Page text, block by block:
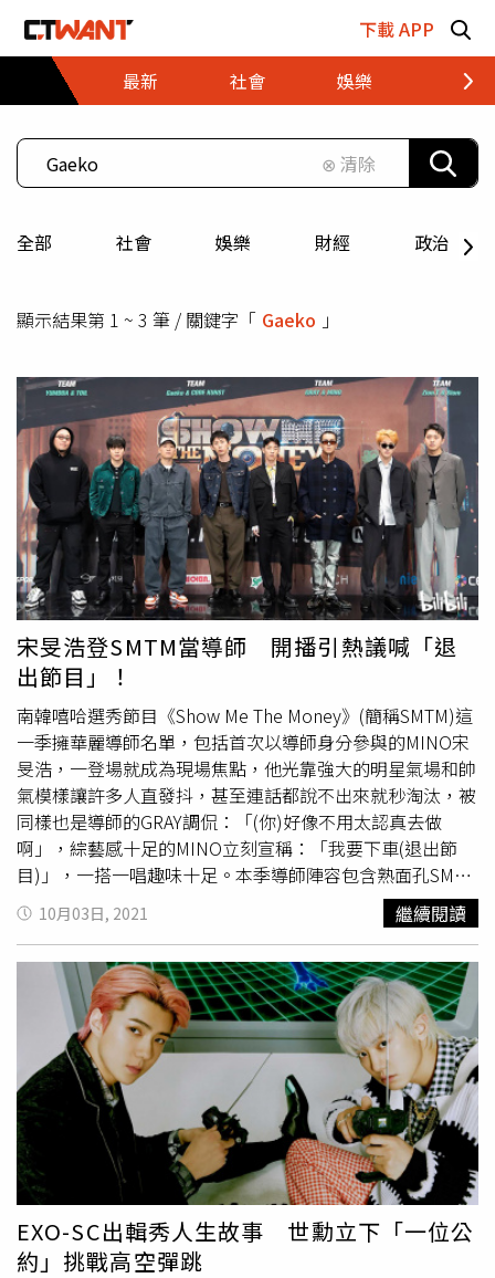
下載 APP
最新
社會 娛樂 財經
⊗ 清除
全部 社會 娛樂 財經 政治
顯示結果第 1 ~ 3 筆 / 關鍵字「 Gaeko 」
宋旻浩登SMTM當導師 開播引熱議喊「退
出節目」！
南韓嘻哈選秀節目《Show Me The Money》(簡稱SMTM)這
一季擁華麗導師名單，包括首次以導師身分參與的MINO宋
旻浩，一登場就成為現場焦點，他光靠強大的明星氣場和帥
氣模樣讓許多人直發抖，甚至連話都說不出來就秒淘汰，被
同樣也是導師的GRAY調侃：「(你)好像不用太認真去做
啊」，綜藝感十足的MINO立刻宣稱：「我要下車(退出節
目)」，一搭一唱趣味十足。本季導師陣容包含熟面孔SMTM
國寶MCGaeko、毒舌導師Zion.T、帥氣製作人GRAY、嘻哈
藝術家CODE KUNST，還有、嘻哈大佬YUMDDA、新銳音
樂製作人Slom和TOIL等人，本季參賽者當中也包括昔日導
師饒舌歌手San E，眾人好奇其參賽原因，他透露當紅時大
街小巷都能聽到自己的歌曲，過去六年卻變成旁人眼中的過
氣歌手，坦言討厭「被遺忘的感覺」，希望這次參加讓自己
重新開始。另一個眾所矚目的焦點就是第四季冠軍Basick和
亞軍MINO再聚首，兩人身分卻大不同，新任導師MINO手
握Basick生死的決定權，見面第一句話就是：「唉呦，來了
啊」，Basick不愧是身經百戰的冠軍，不僅展現強大的說唱
技巧，更刻意在歌詞喊到旻浩之際假裝忘詞製造緊張氛圍，
反將節目一軍，機智又幽默的表現獲得MINO喝采，也使他
順利過關拿到第二輪參賽資格。
10月03日, 2021 繼續閱讀
EXO-SC出輯秀人生故事 世勳立下「一位公
約」挑戰高空彈跳